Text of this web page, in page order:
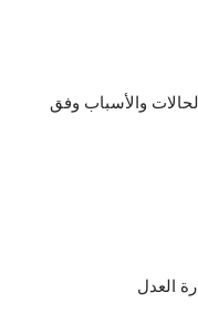
والأسباب وفق
العدل